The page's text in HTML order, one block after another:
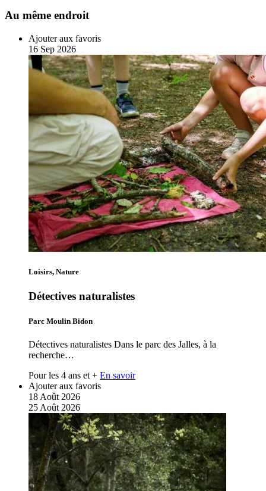
Au même endroit
Ajouter aux favoris
16 Sep 2026
Loisirs, Nature
Détectives naturalistes
Parc Moulin Bidon
Détectives naturalistes Dans le parc des Jalles, à la
recherche…
Pour les 4 ans et + En savoir
Ajouter aux favoris
18 Août 2026
25 Août 2026